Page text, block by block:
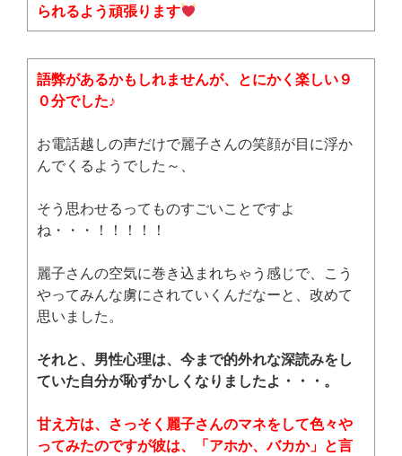
られるよう頑張ります
語弊があるかもしれませんが、とにかく楽しい９
０分でした♪
お電話越しの声だけで麗子さんの笑顔が目に浮か
んでくるようでした～、
そう思わせるってものすごいことですよ
ね・・・！！！！！
麗子さんの空気に巻き込まれちゃう感じで、こう
やってみんな虜にされていくんだなーと、改めて
思いました。
それと、男性心理は、今まで的外れな深読みをし
ていた自分が恥ずかしくなりましたよ・・・。
甘え方は、さっそく麗子さんのマネをして色々や
ってみたのですが彼は、「アホか、バカか」と言